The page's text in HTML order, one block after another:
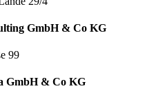
GmbH & Co KG
99
GmbH & Co KG